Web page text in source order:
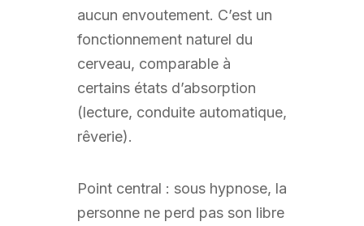
aucun envoutement. C’est un
fonctionnement naturel du
cerveau, comparable à
certains états d’absorption
(lecture, conduite automatique,
rêverie).
Point central : sous hypnose, la
personne ne perd pas son libre